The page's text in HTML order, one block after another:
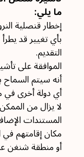
ما يلي:
إخطار قنصلية
بأي تغيير قد
التقديم.
الموافقة على
أنه سيتم السماح
أي دولة أخرى
لا يزال من
المستندات
مكان إقامتهم في
أو منطقة شنغن